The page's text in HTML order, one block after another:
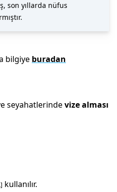
son yıllarda nüfus
bilgiye buradan
seyahatlerindevize alması
kullanılır.